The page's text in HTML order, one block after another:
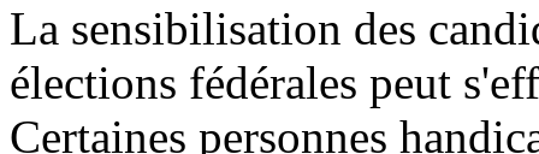
La sensibilisation des
élections fédérales peut
Certaines personnes